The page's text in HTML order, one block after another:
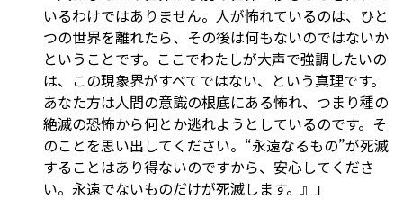
いるわけではありません。人が怖れているのは、ひと
つの世界を離れたら、その後は何もないのではないか
ということです。ここでわたしが大声で強調したいの
は、この現象界がすべてではない、という真理です。
あなた方は人間の意識の根底にある怖れ、つまり種の
絶滅の恐怖から何とか逃れようとしているのです。そ
のことを思い出してください。“永遠なるもの”が死滅
することはあり得ないのですから、安心してくださ
い。永遠でないものだけが死滅します。』」